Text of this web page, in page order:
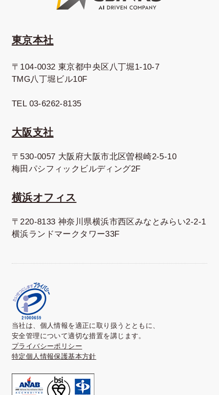
東京本社
〒104-0032 東京都中央区八丁堀1-10-7
TMG八丁堀ビル10F
TEL 03-6262-8135
大阪支社
〒530-0057 大阪府大阪市北区曽根崎2-5-10
梅田パシフィックビルディング2F
横浜オフィス
〒220-8133 神奈川県横浜市西区みなとみらい2-2-1
横浜ランドマークタワー33F
当社は、個人情報を適正に取り扱うとともに、
安全管理について適切な措置を講じます。
プライバシーポリシー
特定個人情報保護基本方針